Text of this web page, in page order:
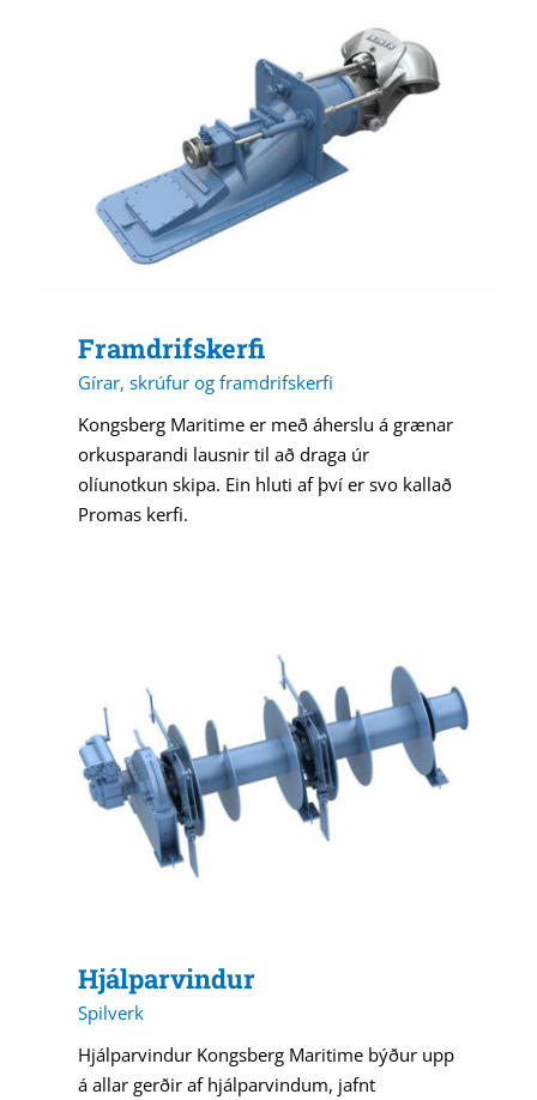
Framdrifskerfi
Gírar, skrúfur og framdrifskerfi
Kongsberg Maritime er með áherslu á grænar
orkusparandi lausnir til að draga úr
olíunotkun skipa. Ein hluti af því er svo kallað
Promas kerfi.
Hjálparvindur
Spilverk
Hjálparvindur Kongsberg Maritime býður upp
á allar gerðir af hjálparvindum, jafnt